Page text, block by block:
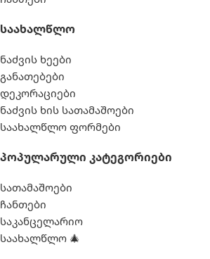
Საახალწლო
ნაძვის ხეები
განათებები
დეკორაციები
ნაძვის ხის სათამაშოები
საახალწლო ფორმები
Პოპულარული Კატეგორიები
სათამაშოები
ჩანთები
საკანცელარიო
საახალწლო 🎄